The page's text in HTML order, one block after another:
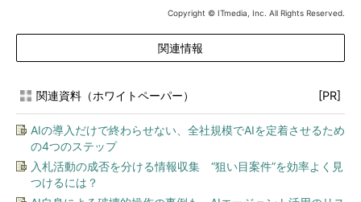
Copyright © ITmedia, Inc. All Rights Reserved.
関連情報
関連資料（ホワイトペーパー） [PR]
AIの導入だけで終わらせない、全社規模でAIを定着させるため
の4つのステップ
入札活動の成否を分ける情報収集 “狙い目案件”を効率よく見
つけるには？